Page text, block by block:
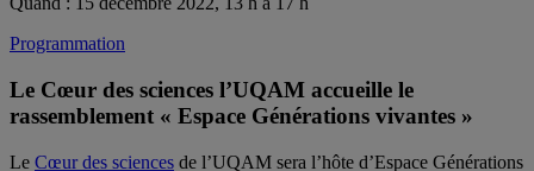
Programmation
Le Cœur des sciences l’UQAM accueille le
rassemblement « Espace Générations vivantes »
Le Cœur des sciences de l’UQAM sera l’hôte d’Espace Générations